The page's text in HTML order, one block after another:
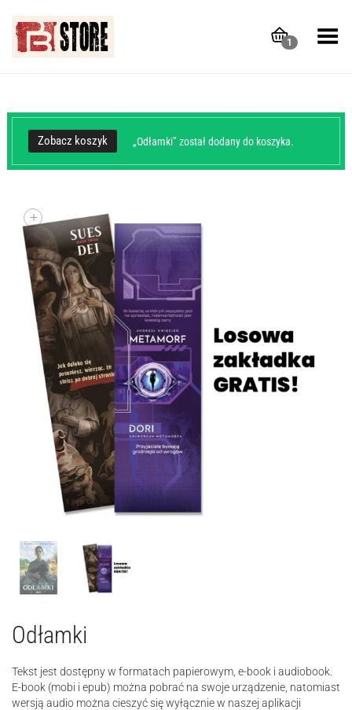
1
Toggle Menu
Zobacz koszyk „Odłamki” został dodany do koszyka.
+
Odłamki
Tekst jest dostępny w formatach papierowym, e-book i audiobook.
E-book (mobi i epub) można pobrać na swoje urządzenie, natomiast
wersją audio można cieszyć się wyłącznie w naszej aplikacji